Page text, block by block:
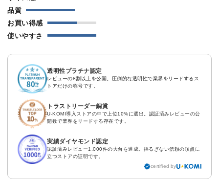
品質
お買い得感
使いやすさ
透明性プラチナ認定
レビューの8割以上を公開。圧倒的な透明性で業界をリードするス
トアだけの称号です。
トラストリーダー銅賞
U-KOMI導入ストアの中で上位10%に選出。認証済みレビューの公
開数で業界をリードする存在です。
実績ダイヤモンド認定
認証済みレビュー1,000件の大台を達成。揺るぎない信頼の頂点に
立つストアの証明です。
certified by